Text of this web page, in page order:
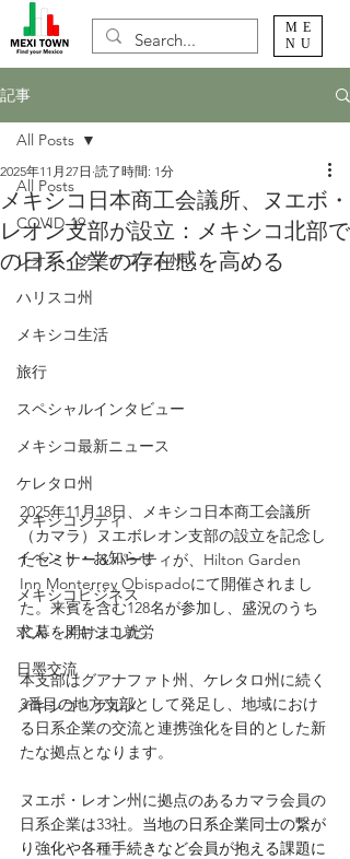
ME
NU
記事
All Posts
COVID-19
レオン・グアナファト州
ハリスコ州
メキシコ生活
旅行
スペシャルインタビュー
メキシコ最新ニュース
ケレタロ州
メキシコシティ
イベント・お知らせ
メキシコビジネス
求人・メキシコ就労
日墨交流
メキシコ・グルメ
All Posts
メキシコ日本商工会議所、ヌエボ・
レオン支部が設立：メキシコ北部で
の日系企業の存在感を高める
2025年11月27日 読了時間: 1分
2025年11月18日、メキシコ日本商工会議所
（カマラ）ヌエボレオン支部の設立を記念し
たセミナー＆パーティが、Hilton Garden
Inn Monterrey Obispadoにて開催されまし
た。来賓を含む128名が参加し、盛況のうち
に幕を開けました。
本支部はグアナファト州、ケレタロ州に続く
3番目の地方支部として発足し、地域におけ
る日系企業の交流と連携強化を目的とした新
たな拠点となります。
ヌエボ・レオン州に拠点のあるカマラ会員の
日系企業は33社。 当地の日系企業同士の繋が
り強化や各種手続きなど会員が抱える課題に